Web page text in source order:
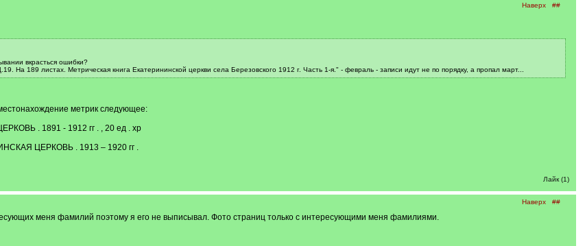
Наверх ##
вкрасться ошибки?
На 189 листах. Метрическая книга Екатерининской церкви села Березовского 1912 г. Часть 1-я." - февраль - записи идут не по порядку, а пропал март...
метрик следующее:
. 1891 - 1912 гг . , 20 ед . хр
ЦЕРКОВЬ . 1913 – 1920 гг .
Лайк (1)
Наверх ##
меня фамилий поэтому я его не выписывал. Фото страниц только с интересующими меня фамилиями.